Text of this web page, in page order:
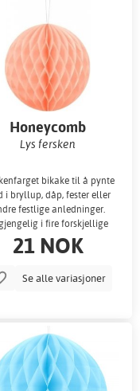
Honeycomb
Lys fersken
bikake til å pynte
i bryllup, dåp, fester eller
festlige anledninger.
i fire forskjellige
21 NOK
Se alle variasjoner